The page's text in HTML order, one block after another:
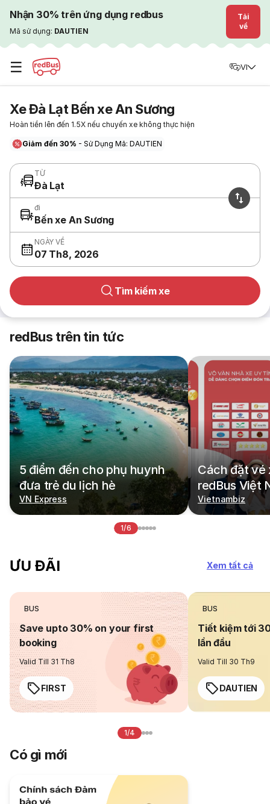
Nhận 30% trên ứng dụng redbus
Mã sử dụng: DAUTIEN
Tải
về
☰ VI
Xe Đà Lạt Bến xe An Sương
Hoàn tiền lên đến 1.5X nếu chuyến xe không thực hiện
Giảm đến 30% - Sử Dụng Mã: DAUTIEN
TỪ
Đà Lạt
đi
Bến xe An Sương
NGÀY VỀ
07 Th8, 2026
Tìm kiếm xe
redBus trên tin tức
5 điểm đến cho phụ huynh
đưa trẻ du lịch hè
VN Express
Cách đặt vé
redBus Việt
Vietnambiz
1/6
ƯU ĐÃI Xem tất cả
BUS
Save upto 30% on your first
booking
Valid Till 31 Th8
FIRST
BUS
Tiết kiệm tới
lần đầu
Valid Till 30 Th9
DAUTIEN
1/4
Có gì mới